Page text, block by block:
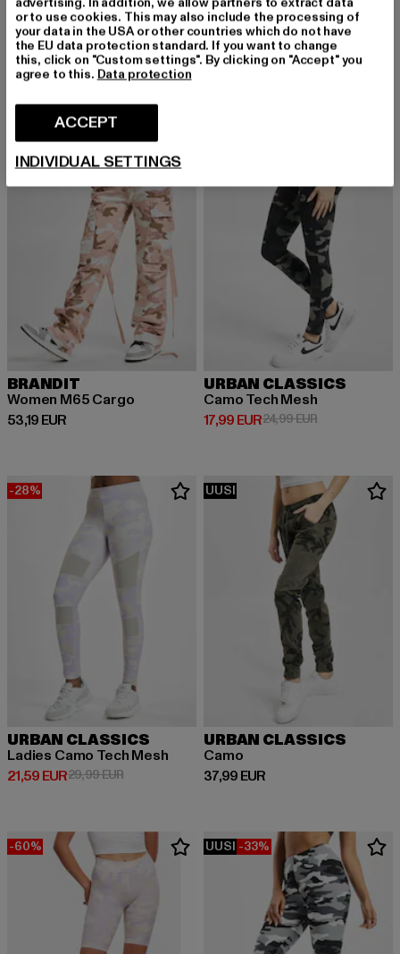
URBAN CLASSICS
Ladies High Waist
21,00 EUR
Ajankohtainen hinta: 21,00 EUR
49,99 EURKampanjahinta: 49,99 EUR
FELICIOUS
Camouflage
46,19 EUR
Ajankohtainen hinta: 46,19 EUR
69,99 EUR
BRANDIT
Women M65 Cargo
53,19 EUR
Ajankohtainen hinta: 53,19 EUR
URBAN CLASSICS
Camo Tech Mesh
17,99 EUR
Ajankohtainen hinta: 17,99 EUR
24,99 EUR
-28%
URBAN CLASSICS
Ladies Camo Tech Mesh
21,59 EUR
Ajankohtainen hinta: 21,59 EUR
29,99 EURKampanjahinta: 29,99 EUR
UUSI
URBAN CLASSICS
Camo
37,99 EUR
Ajankohtainen hinta: 37,99 EUR
-60% UUSI -33%
or to use cookies. This may also include the processing of
your data in the USA or other countries which do not have
the EU data protection standard. If you want to change
this, click on "Custom settings". By clicking on "Accept" you
agree to this. Data protection
ACCEPT
INDIVIDUAL SETTINGS